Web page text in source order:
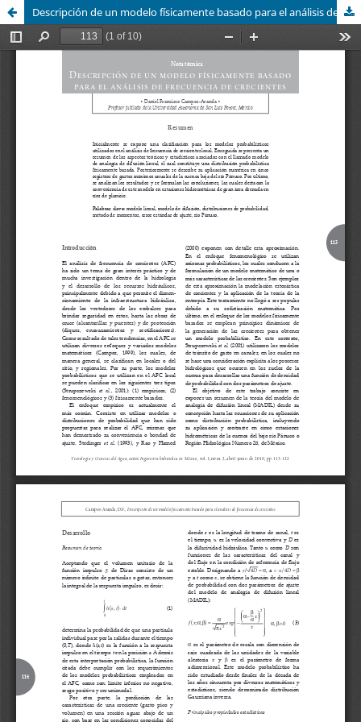
Descripción de un modelo físicamente basado para el análisis de frecuencia de crecientes